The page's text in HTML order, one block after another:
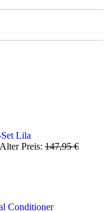
Alter Preis: 147,95€